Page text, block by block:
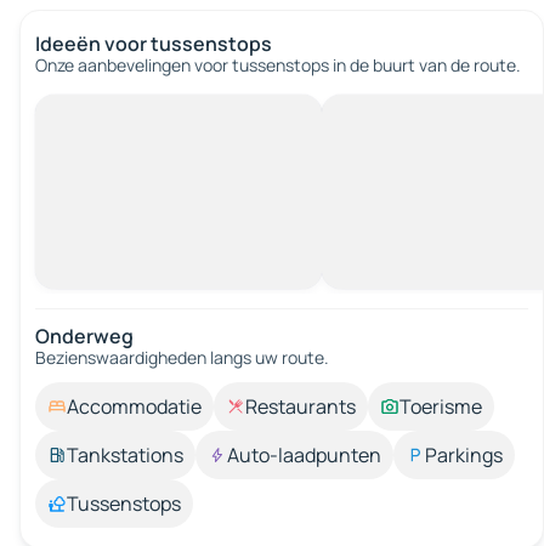
Ideeën voor tussenstops
Onze aanbevelingen voor tussenstops in de buurt van de route.
Onderweg
Bezienswaardigheden langs uw route.
Accommodatie Restaurants
Toerisme
Tankstations
Auto-laadpunten
Parkings
Tussenstops